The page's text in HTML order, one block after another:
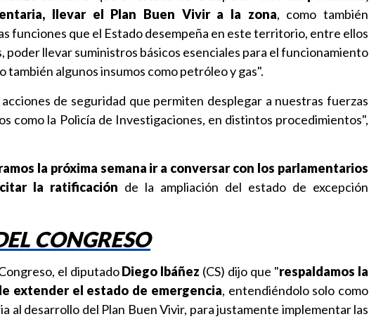
llevar el Plan Buen Vivir a la zona, como también
funciones que el Estado desempeña en este territorio, entre ellos
poder llevar suministros básicos esenciales para el funcionamiento
también algunos insumos como petróleo y gas".
de seguridad que permiten desplegar a nuestras fuerzas
como la Policía de Investigaciones, en distintos procedimientos",
la próxima semana ir a conversar con los parlamentarios
la ratificación de la ampliación del estado de excepción
CONGRESO
el diputadoDiego Ibáñez (CS) dijo que "respaldamos la
extender el estado de emergencia, entendiéndolo solo como
al desarrollo del Plan Buen Vivir, para justamente implementar las